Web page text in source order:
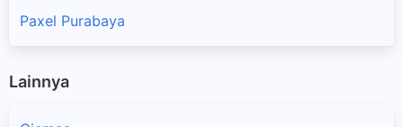
Paxel Purabaya
Lainnya